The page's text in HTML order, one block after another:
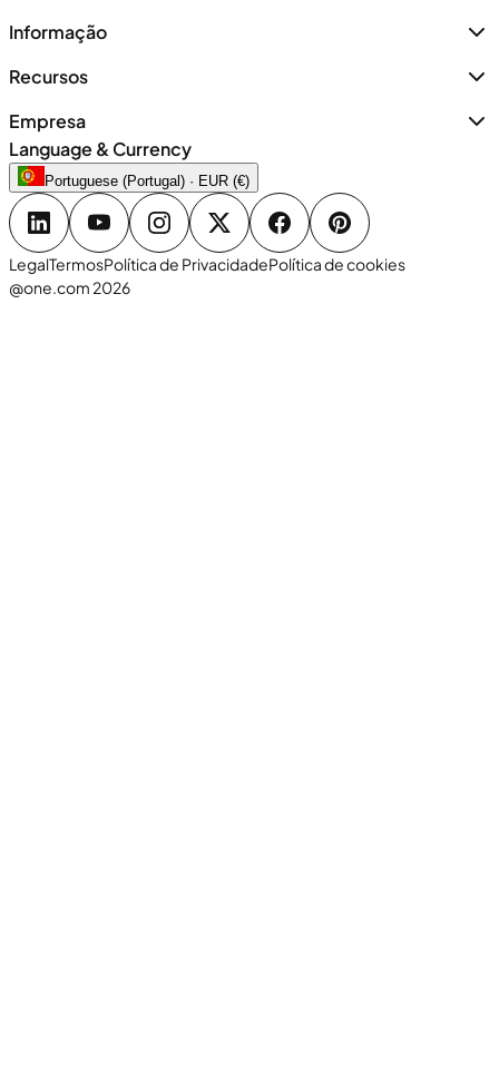
Informação
Recursos
Empresa
Language & Currency
Portuguese (Portugal) · EUR (€)
LegalTermosPolítica de PrivacidadePolítica de cookies
@one.com 2026